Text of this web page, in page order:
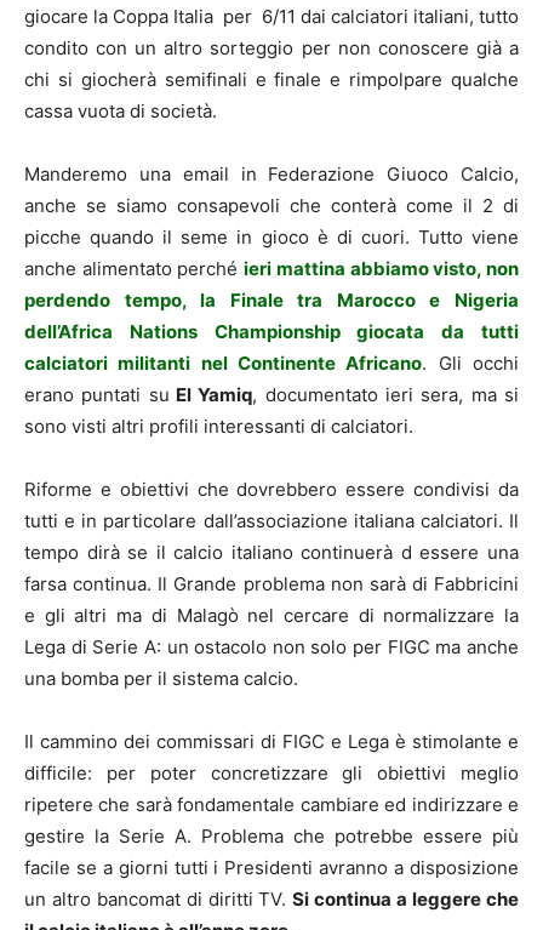
giocare la Coppa Italia per 6/11 dai calciatori italiani, tutto
condito con un altro sorteggio per non conoscere già a
chi si giocherà semifinali e finale e rimpolpare qualche
cassa vuota di società.
Manderemo una email in Federazione Giuoco Calcio,
anche se siamo consapevoli che conterà come il 2 di
picche quando il seme in gioco è di cuori. Tutto viene
anche alimentato perchéieri mattina abbiamo visto, non
perdendo tempo, la Finale tra Marocco e Nigeria
dell’Africa Nations Championship giocata da tutti
calciatori militanti nel Continente Africano. Gli occhi
erano puntati su El Yamiq, documentato ieri sera, ma si
sono visti altri profili interessanti di calciatori.
Riforme e obiettivi che dovrebbero essere condivisi da
tutti e in particolare dall’associazione italiana calciatori. Il
tempo dirà se il calcio italiano continuerà d essere una
farsa continua. Il Grande problema non sarà di Fabbricini
e gli altri ma di Malagò nel cercare di normalizzare la
Lega di Serie A: un ostacolo non solo per FIGC ma anche
una bomba per il sistema calcio.
Il cammino dei commissari di FIGC e Lega è stimolante e
difficile: per poter concretizzare gli obiettivi meglio
ripetere che sarà fondamentale cambiare ed indirizzare e
gestire la Serie A. Problema che potrebbe essere più
facile se a giorni tutti i Presidenti avranno a disposizione
un altro bancomat di diritti TV.Si continua a leggere che